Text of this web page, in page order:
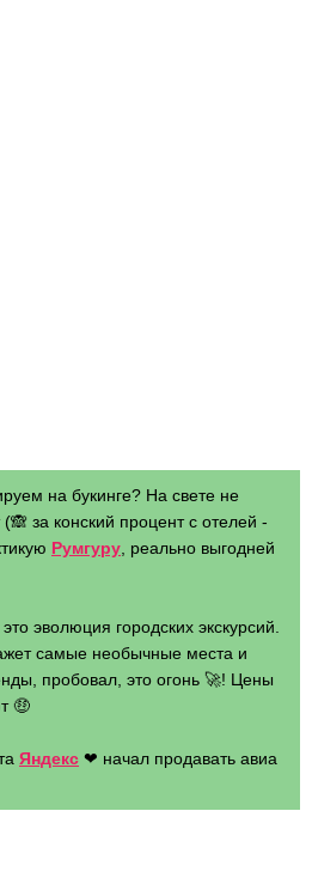
на букинге? На свете не
за конский процент с отелей -
Румгуру , реально выгодней
эволюция городских экскурсий.
самые необычные места и
пробовал, это огонь 🚀! Цены
🤑
Яндекс ❤ начал продавать авиа